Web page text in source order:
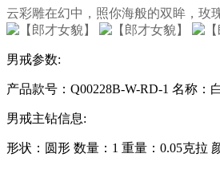
云彩雕在幻中，照你海般的双眸，玫
男戒参数:
产品款号：Q00228B-W-RD-1 名称：
男戒主钻信息:
形状： 圆形 数量： 1 重量： 0.05克拉